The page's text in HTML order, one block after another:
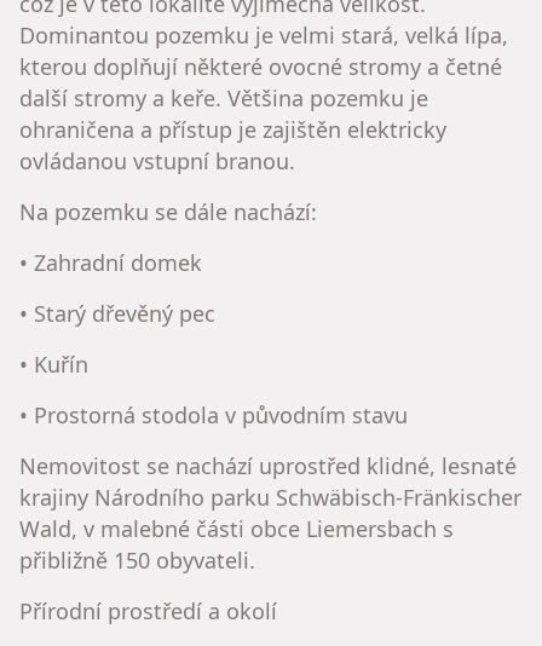
Dominantou pozemku je velmi stará, velká lípa,
kterou doplňují některé ovocné stromy a četné
další stromy a keře. Většina pozemku je
ohraničena a přístup je zajištěn elektricky
ovládanou vstupní branou.
Na pozemku se dále nachází:
• Zahradní domek
• Starý dřevěný pec
• Kuřín
• Prostorná stodola v původním stavu
Nemovitost se nachází uprostřed klidné, lesnaté
krajiny Národního parku Schwäbisch-Fränkischer
Wald, v malebné části obce Liemersbach s
přibližně 150 obyvateli.
Přírodní prostředí a okolí